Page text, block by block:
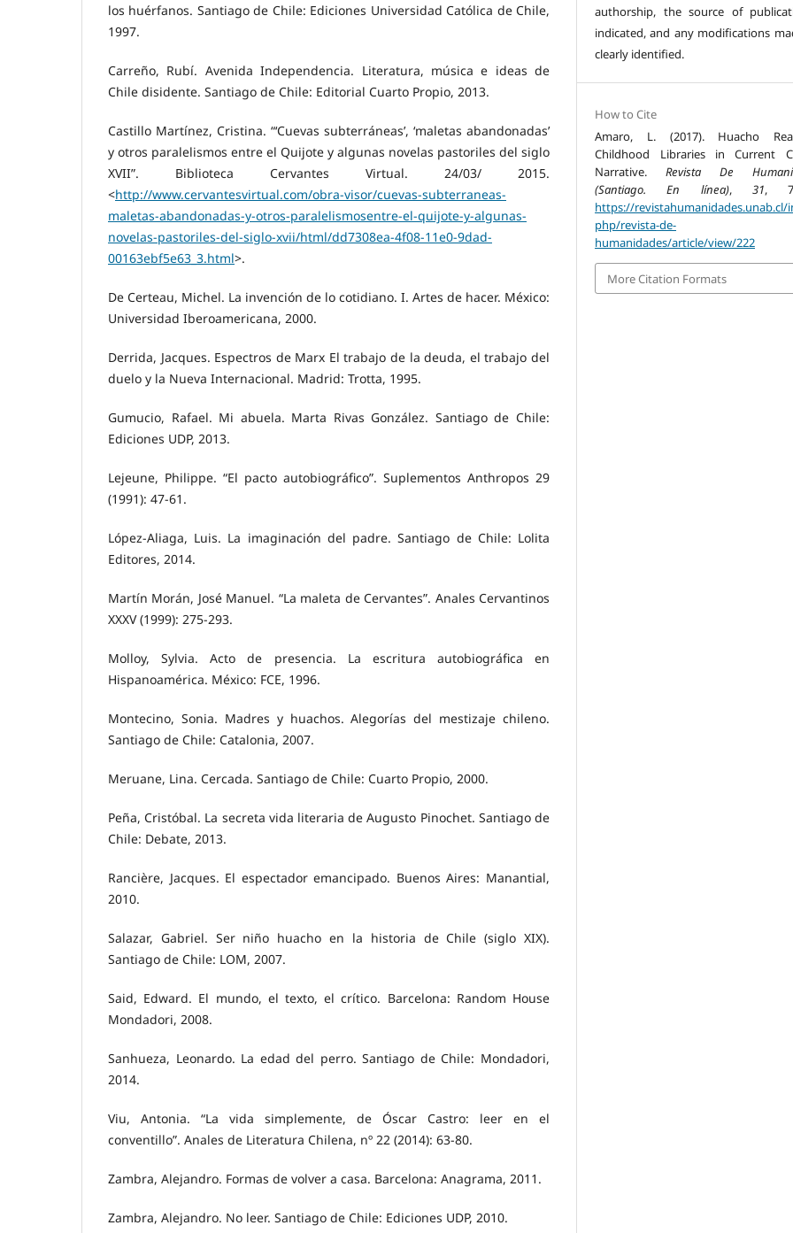
los huérfanos. Santiago de Chile: Ediciones Universidad Católica de Chile,
1997.
Carreño, Rubí. Avenida Independencia. Literatura, música e ideas de
Chile disidente. Santiago de Chile: Editorial Cuarto Propio, 2013.
Castillo Martínez, Cristina. “‘Cuevas subterráneas’, ‘maletas abandonadas’
y otros paralelismos entre el Quijote y algunas novelas pastoriles del siglo
XVII”. Biblioteca Cervantes Virtual. 24/03/ 2015.
<http://www.cervantesvirtual.com/obra-visor/cuevas-subterraneas-
maletas-abandonadas-y-otros-paralelismosentre-el-quijote-y-algunas-
novelas-pastoriles-del-siglo-xvii/html/dd7308ea-4f08-11e0-9dad-
00163ebf5e63_3.html>.
De Certeau, Michel. La invención de lo cotidiano. I. Artes de hacer. México:
Universidad Iberoamericana, 2000.
Derrida, Jacques. Espectros de Marx El trabajo de la deuda, el trabajo del
duelo y la Nueva Internacional. Madrid: Trotta, 1995.
Gumucio, Rafael. Mi abuela. Marta Rivas González. Santiago de Chile:
Ediciones UDP, 2013.
Lejeune, Philippe. “El pacto autobiográfico”. Suplementos Anthropos 29
(1991): 47-61.
López-Aliaga, Luis. La imaginación del padre. Santiago de Chile: Lolita
Editores, 2014.
Martín Morán, José Manuel. “La maleta de Cervantes”. Anales Cervantinos
XXXV (1999): 275-293.
Molloy, Sylvia. Acto de presencia. La escritura autobiográfica en
Hispanoamérica. México: FCE, 1996.
Montecino, Sonia. Madres y huachos. Alegorías del mestizaje chileno.
Santiago de Chile: Catalonia, 2007.
Meruane, Lina. Cercada. Santiago de Chile: Cuarto Propio, 2000.
Peña, Cristóbal. La secreta vida literaria de Augusto Pinochet. Santiago de
Chile: Debate, 2013.
Rancière, Jacques. El espectador emancipado. Buenos Aires: Manantial,
2010.
Salazar, Gabriel. Ser niño huacho en la historia de Chile (siglo XIX).
Santiago de Chile: LOM, 2007.
Said, Edward. El mundo, el texto, el crítico. Barcelona: Random House
Mondadori, 2008.
Sanhueza, Leonardo. La edad del perro. Santiago de Chile: Mondadori,
2014.
Viu, Antonia. “La vida simplemente, de Óscar Castro: leer en el
conventillo”. Anales de Literatura Chilena, nº 22 (2014): 63-80.
Zambra, Alejandro. Formas de volver a casa. Barcelona: Anagrama, 2011.
Zambra, Alejandro. No leer. Santiago de Chile: Ediciones UDP, 2010.
authorship, the source of
indicated, and any modifications
clearly identified.
How to Cite
Amaro, L. (2017). Huacho
Childhood Libraries in Current
Narrative.Revista De
(Santiago. En línea), 31,
https://revistahumanidades.unab.cl/
php/revista-de-
humanidades/article/view/222
More Citation Formats